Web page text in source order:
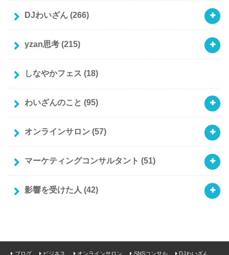
DJわいざん (266)
yzan思考 (215)
しなやかフェス (18)
わいざんのこと (95)
オンラインサロン (57)
マーケティングコンサルタント (51)
影響を受けた人 (42)
ブログ ビジネス オンラインサロン SNSコンサル DJわいざん